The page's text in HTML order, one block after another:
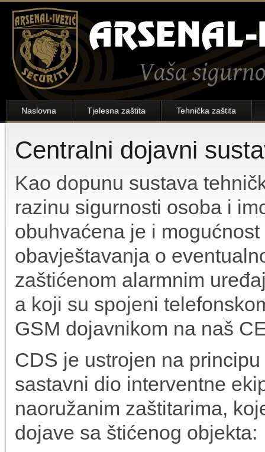
Naslovna Tjelesna zaštita Tehnička zaštita
Centralni dojavni
Kao dopunu sustava
razinu sigurnosti osoba i
obuhvaćena je i
obavještavanja o
zaštićenom alarmnim
a koji su spojeni
GSM dojavnikom na naš
CDS je ustrojen na
sastavni dio interventne
naoružanim zaštitarima,
dojave sa štićenog objekta: